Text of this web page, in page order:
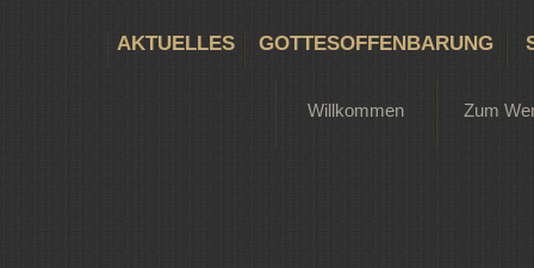
AKTUELLES GOTTESOFFENBARUNG
Willkommen Zum